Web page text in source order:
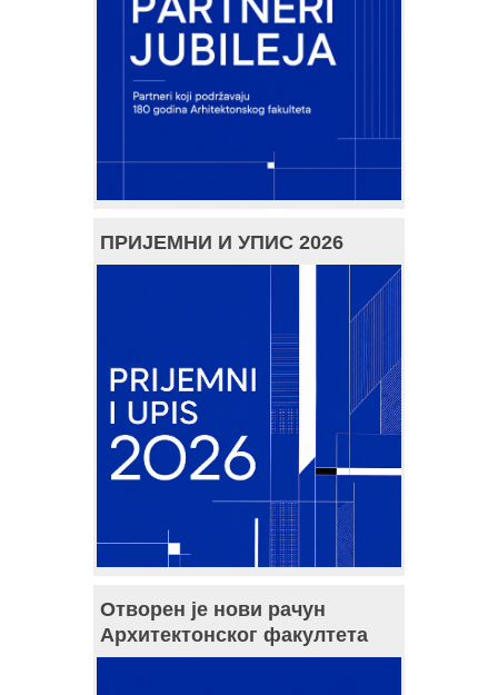
ПРИЈЕМНИ И УПИС 2026
Отворен је нови рачун
Архитектонског факултета